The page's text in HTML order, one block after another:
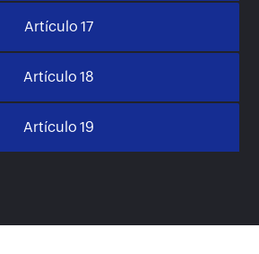
Artículo 17
Artículo 18
Artículo 19